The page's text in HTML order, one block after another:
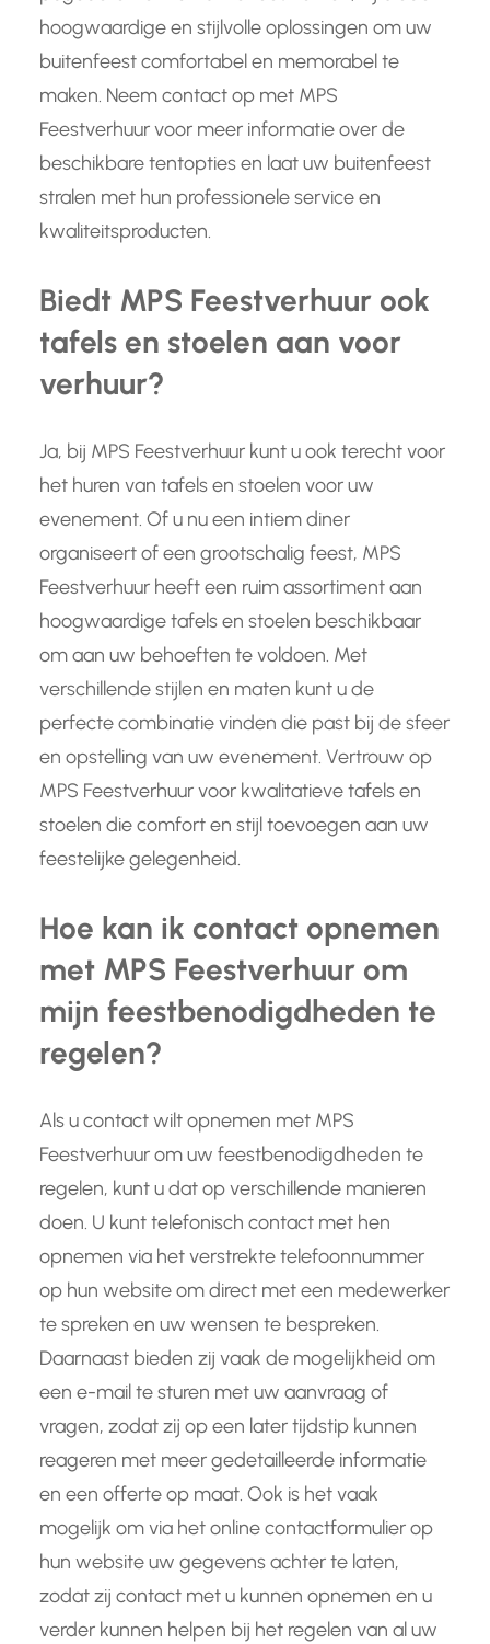
hoogwaardige en stijlvolle oplossingen om uw
buitenfeest comfortabel en memorabel te
maken. Neem contact op met MPS
Feestverhuur voor meer informatie over de
beschikbare tentopties en laat uw buitenfeest
stralen met hun professionele service en
kwaliteitsproducten.
Biedt MPS Feestverhuur ook
tafels en stoelen aan voor
verhuur?
Ja, bij MPS Feestverhuur kunt u ook terecht voor
het huren van tafels en stoelen voor uw
evenement. Of u nu een intiem diner
organiseert of een grootschalig feest, MPS
Feestverhuur heeft een ruim assortiment aan
hoogwaardige tafels en stoelen beschikbaar
om aan uw behoeften te voldoen. Met
verschillende stijlen en maten kunt u de
perfecte combinatie vinden die past bij de sfeer
en opstelling van uw evenement. Vertrouw op
MPS Feestverhuur voor kwalitatieve tafels en
stoelen die comfort en stijl toevoegen aan uw
feestelijke gelegenheid.
Hoe kan ik contact opnemen
met MPS Feestverhuur om
mijn feestbenodigdheden te
regelen?
Als u contact wilt opnemen met MPS
Feestverhuur om uw feestbenodigdheden te
regelen, kunt u dat op verschillende manieren
doen. U kunt telefonisch contact met hen
opnemen via het verstrekte telefoonnummer
op hun website om direct met een medewerker
te spreken en uw wensen te bespreken.
Daarnaast bieden zij vaak de mogelijkheid om
een e-mail te sturen met uw aanvraag of
vragen, zodat zij op een later tijdstip kunnen
reageren met meer gedetailleerde informatie
en een offerte op maat. Ook is het vaak
mogelijk om via het online contactformulier op
hun website uw gegevens achter te laten,
zodat zij contact met u kunnen opnemen en u
verder kunnen helpen bij het regelen van al uw